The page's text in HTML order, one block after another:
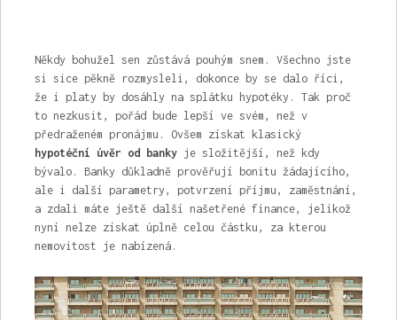
Někdy bohužel sen zůstává pouhým snem. Všechno jste
si sice pěkně rozmysleli, dokonce by se dalo říci,
že i platy by dosáhly na splátku hypotéky. Tak proč
to nezkusit, pořád bude lepší ve svém, než v
předraženém pronájmu. Ovšem získat klasický
hypotéční úvěr od bankyje složitější, než kdy
bývalo. Banky důkladně prověřují bonitu žádajícího,
ale i další parametry, potvrzení příjmu, zaměstnání,
a zdali máte ještě další našetřené finance, jelikož
nyní nelze získat úplně celou částku, za kterou
nemovitost je nabízená.